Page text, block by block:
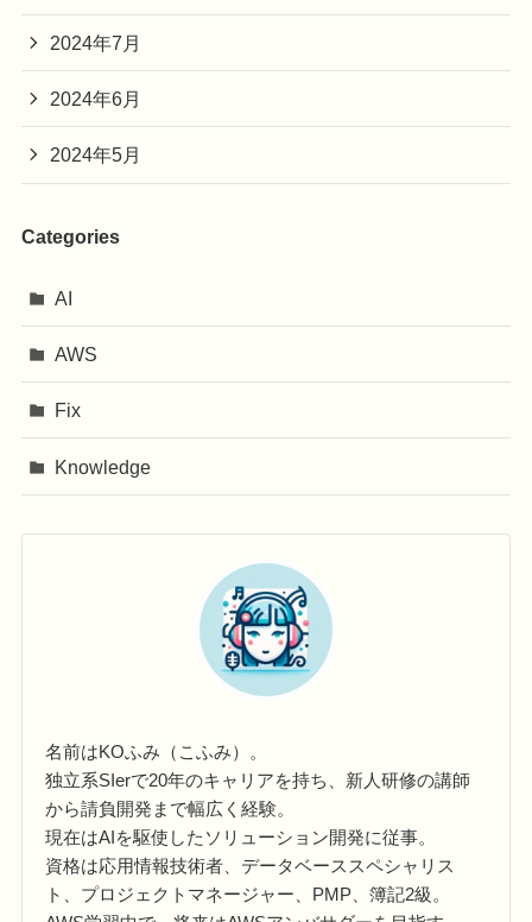
2024年7月
2024年6月
2024年5月
Categories
AI
AWS
Fix
Knowledge
名前はKOふみ（こふみ）。
独立系SIerで20年のキャリアを持ち、新人研修の講師
から請負開発まで幅広く経験。
現在はAIを駆使したソリューション開発に従事。
資格は応用情報技術者、データベーススペシャリス
ト、プロジェクトマネージャー、PMP、簿記2級。